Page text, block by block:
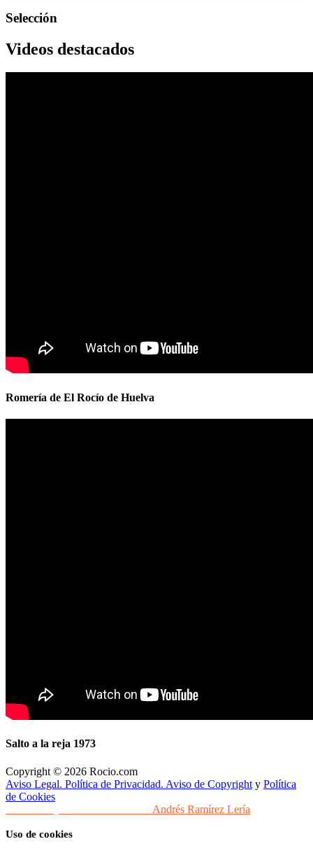
Selección
Videos destacados
Romería de El Rocío de Huelva
Salto a la reja 1973
Copyright © 2026 Rocio.com
Aviso Legal. Política de Privacidad. Aviso de Copyright y Política
de Cookies
Andrés Ramírez Lería
Uso de cookies